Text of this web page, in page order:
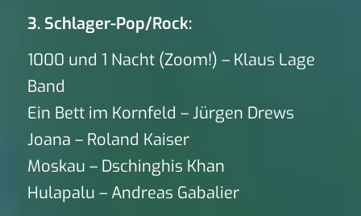
3. Schlager-Pop/Rock:
1000 und 1 Nacht (Zoom!) – Klaus Lage
Band
Ein Bett im Kornfeld – Jürgen Drews
Joana – Roland Kaiser
Moskau – Dschinghis Khan
Hulapalu – Andreas Gabalier